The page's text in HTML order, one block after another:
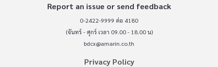
Report an issue or send feedback
0-2422-9999 ต่อ 4180
(จันทร์ - ศุกร์ เวลา 09.00 - 18.00 น)
bdcx@amarin.co.th
Privacy Policy